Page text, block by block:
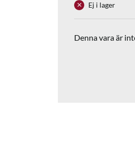
Ej i lager
Denna vara är